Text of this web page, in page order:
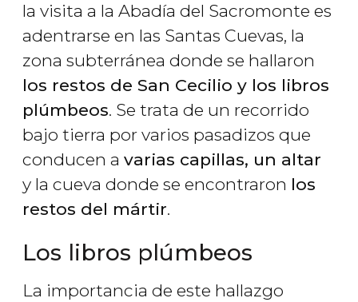
la visita a la Abadía del Sacromonte es
adentrarse en las Santas Cuevas, la
zona subterránea donde se hallaron
los restos de San Cecilio y los libros
plúmbeos. Se trata de un recorrido
bajo tierra por varios pasadizos que
conducen a varias capillas, un altar
y la cueva donde se encontraron los
restos del mártir.
Los libros plúmbeos
La importancia de este hallazgo